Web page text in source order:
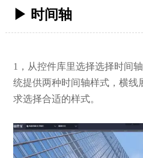
▶ 时间轴
1，从控件库里选择选择时间
统提供两种时间轴样式，横线
求选择合适的样式。